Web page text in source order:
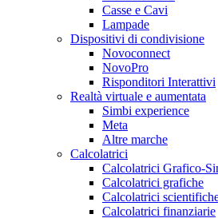
Casse e Cavi
Lampade
Dispositivi di condivisione
Novoconnect
NovoPro
Risponditori Interattivi
Realtà virtuale e aumentata
Simbi experience
Meta
Altre marche
Calcolatrici
Calcolatrici Grafico-
Calcolatrici grafiche
Calcolatrici
Calcolatrici finanziarie